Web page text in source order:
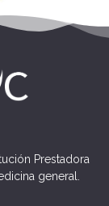
Prestadora
general.